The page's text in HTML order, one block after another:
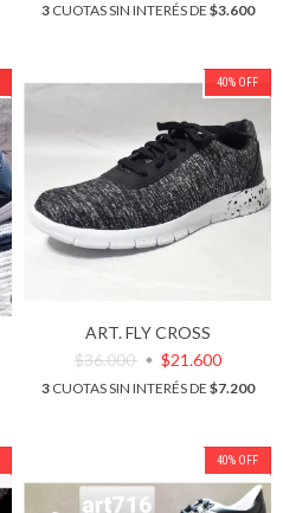
3CUOTAS SIN INTERÉS DE $3.600
40% OFF
ART. FLY CROSS
$36.000
$21.600
3CUOTAS SIN INTERÉS DE $7.200
40% OFF